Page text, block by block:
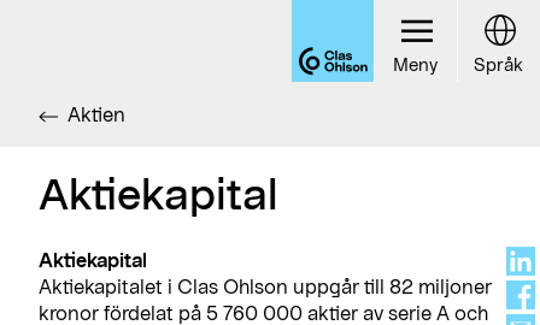
Aktien
Aktiekapital
Aktiekapital
Aktiekapitalet i Clas Ohlson uppgår till 82 miljoner
kronor fördelat på 5 760 000 aktier av serie A och
Meny Språk